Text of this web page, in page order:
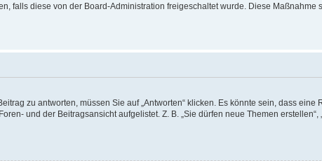
falls diese von der Board-Administration freigeschaltet wurde. Diese Maßnahme
zu antworten, müssen Sie auf „Antworten“ klicken. Es könnte sein, dass eine
und der Beitragsansicht aufgelistet. Z. B. „Sie dürfen neue Themen erstellen“,